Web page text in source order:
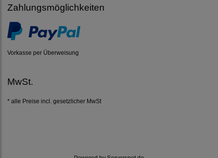
Zahlungsmöglichkeiten
Vorkasse per Überweisung
MwSt.
* alle Preise incl. gesetzlicher MwSt